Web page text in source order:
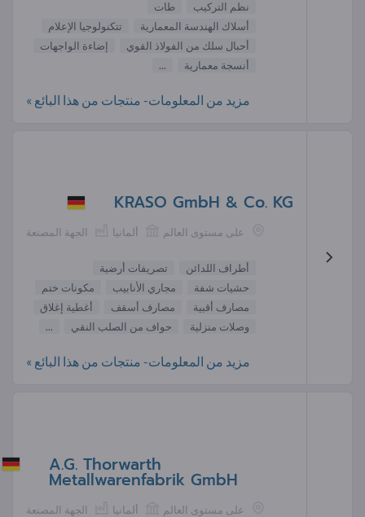
نظم التركيب
طات
أسلاك الهندسة المعمارية
تتكنولوجيا الإعلام
أحبال سلك من الفولاذ القوي
إضاءة الواجهات
أنسجة معمارية
...
مزيد من المعلومات- منتجات من هذا البائع »
KRASO GmbH & Co. KG
الجهة المصنعة ألمانيا على مستوى العالم
أطراف اللدائن
تصريفات أرضية
حشيات شفة
مجاري الأنابيب
مكونات ختم
مصارف أقبية
مصارف أسقف
أغطية إغلاق
وصلات منزلية
حواف من الصلب النقي ...
مزيد من المعلومات- منتجات من هذا البائع »
A.G. Thorwarth
Metallwarenfabrik GmbH
الجهة المصنعة ألمانيا على مستوى العالم